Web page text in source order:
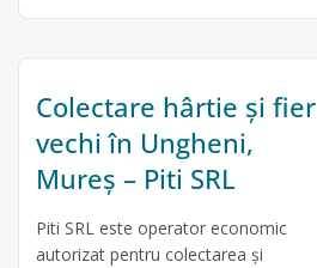
Colectare hârtie și fier
vechi în Ungheni,
Mureș – Piti SRL
Piti SRL este operator economic
autorizat pentru colectarea și